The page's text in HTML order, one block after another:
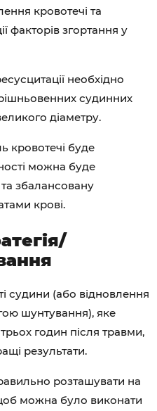
кровотечі та
факторів згортання у
необхідно
судинних
діаметру.
кровотечі буде
можна буде
збалансовану
крові.
судини (або відновлення
шунтування), яке
годин після травми,
результати.
розташувати на
можна було виконати